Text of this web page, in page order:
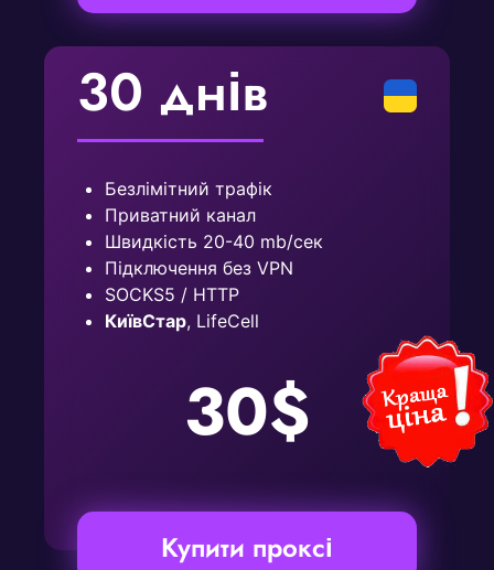
30 днів
Безлімітний трафік
Приватний канал
Швидкість 20-40 mb/сек
Підключення без VPN
SOCKS5 / HTTP
КиївСтар, LifeCell
30$
Купити проксі